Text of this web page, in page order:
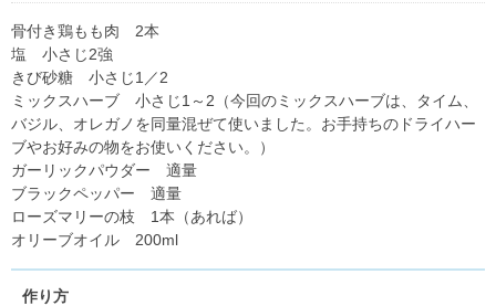
骨付き鶏もも肉 2本
塩 小さじ2強
きび砂糖 小さじ1／2
ミックスハーブ 小さじ1～2（今回のミックスハーブは、タイム、
バジル、オレガノを同量混ぜて使いました。お手持ちのドライハー
ブやお好みの物をお使いください。）
ガーリックパウダー 適量
ブラックペッパー 適量
ローズマリーの枝 1本（あれば）
オリーブオイル 200ml
作り方